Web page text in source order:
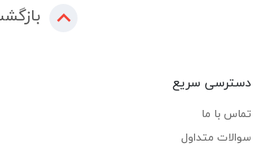
دسترسی سریع
تماس با ما
سوالات متداول